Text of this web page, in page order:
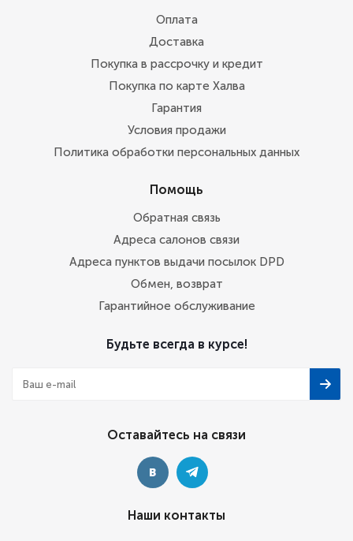
Оплата
Доставка
Покупка в рассрочку и кредит
Покупка по карте Халва
Гарантия
Условия продажи
Политика обработки персональных данных
Помощь
Обратная связь
Адреса салонов связи
Адреса пунктов выдачи посылок DPD
Обмен, возврат
Гарантийное обслуживание
Будьте всегда в курсе!
Оставайтесь на связи
Наши контакты